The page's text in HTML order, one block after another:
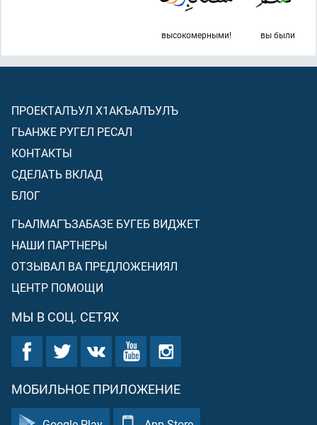
вы были
высокомерными!
ПРОЕКТАЛЪУЛ Х1АКЪАЛЪУЛЪ
ГЬАНЖЕ РУГЕЛ РЕСАЛ
КОНТАКТЫ
СДЕЛАТЬ ВКЛАД
БЛОГ
ГЬАЛМАГЪЗАБАЗЕ БУГЕБ ВИДЖЕТ
НАШИ ПАРТНЕРЫ
ОТЗЫВАЛ ВА ПРЕДЛОЖЕНИЯЛ
ЦЕНТР ПОМОЩИ
МЫ В СОЦ. СЕТЯХ
МОБИЛЬНОЕ ПРИЛОЖЕНИЕ